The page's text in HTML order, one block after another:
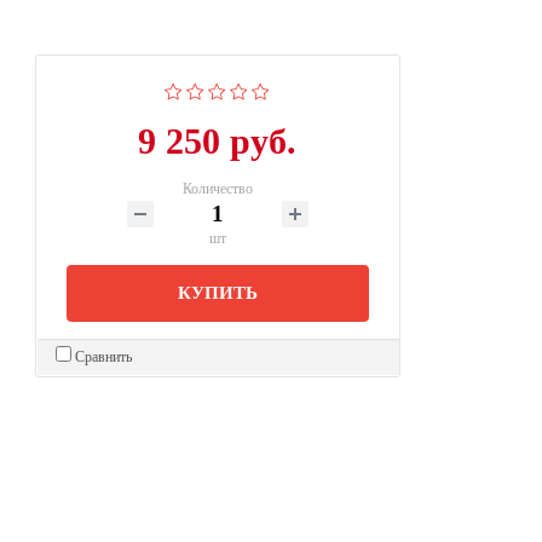
9 250 руб.
Количество
шт
КУПИТЬ
Сравнить